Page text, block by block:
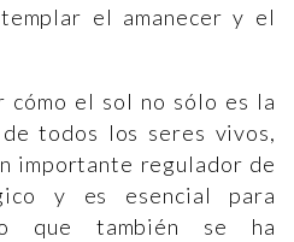
el amanecer y el
cómo el sol no sólo es la
todos los seres vivos,
importante regulador de
y es esencial para
que también se ha